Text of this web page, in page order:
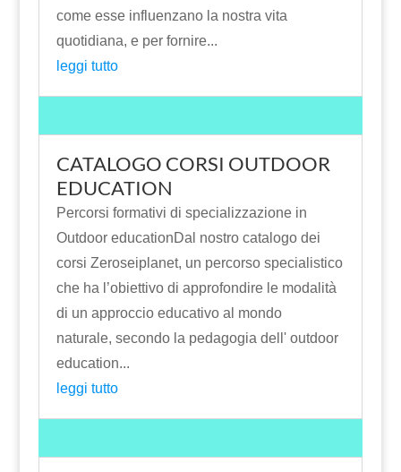
come esse influenzano la nostra vita
quotidiana, e per fornire...
leggi tutto
CATALOGO CORSI OUTDOOR
EDUCATION
Percorsi formativi di specializzazione in
Outdoor educationDal nostro catalogo dei
corsi Zeroseiplanet, un percorso specialistico
che ha l’obiettivo di approfondire le modalità
di un approccio educativo al mondo
naturale, secondo la pedagogia dell' outdoor
education...
leggi tutto